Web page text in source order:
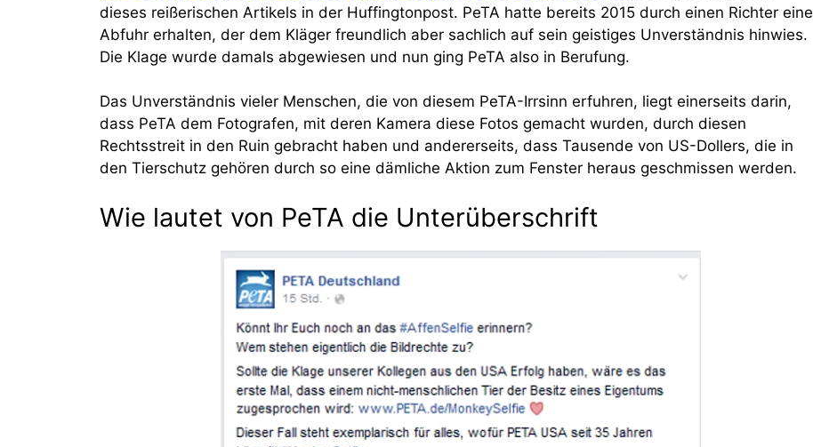
dieses reißerischen Artikels in der Huffingtonpost. PeTA hatte bereits 2015 durch einen Richter eine
Abfuhr erhalten, der dem Kläger freundlich aber sachlich auf sein geistiges Unverständnis hinwies.
Die Klage wurde damals abgewiesen und nun ging PeTA also in Berufung.
Das Unverständnis vieler Menschen, die von diesem PeTA-Irrsinn erfuhren, liegt einerseits darin,
dass PeTA dem Fotografen, mit deren Kamera diese Fotos gemacht wurden, durch diesen
Rechtsstreit in den Ruin gebracht haben und andererseits, dass Tausende von US-Dollers, die in
den Tierschutz gehören durch so eine dämliche Aktion zum Fenster heraus geschmissen werden.
Wie lautet von PeTA die Unterüberschrift